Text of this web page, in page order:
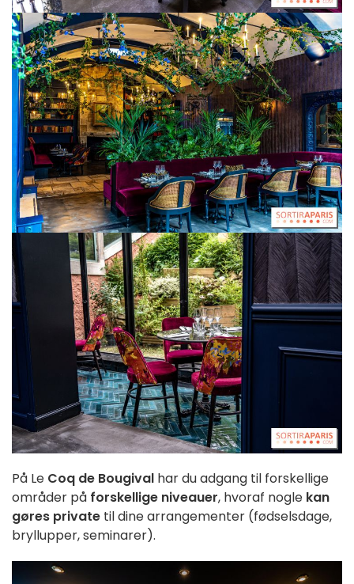
På Le Coq de Bougival har du adgang til forskellige
områder på forskellige niveauer, hvoraf nogle kan
gøres private til dine arrangementer (fødselsdage,
bryllupper, seminarer).